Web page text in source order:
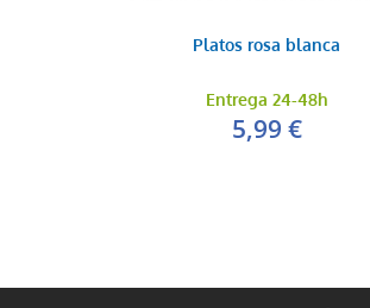
Platos rosa blanca
Entrega 24-48h
5,99 €